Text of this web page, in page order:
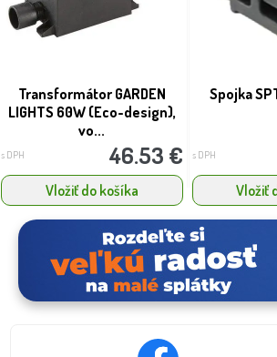
Transformátor GARDEN
LIGHTS 60W (Eco-design),
vo...
s DPH 46.53 €
Vložiť do košíka
Spojka
s DPH
Vložiť